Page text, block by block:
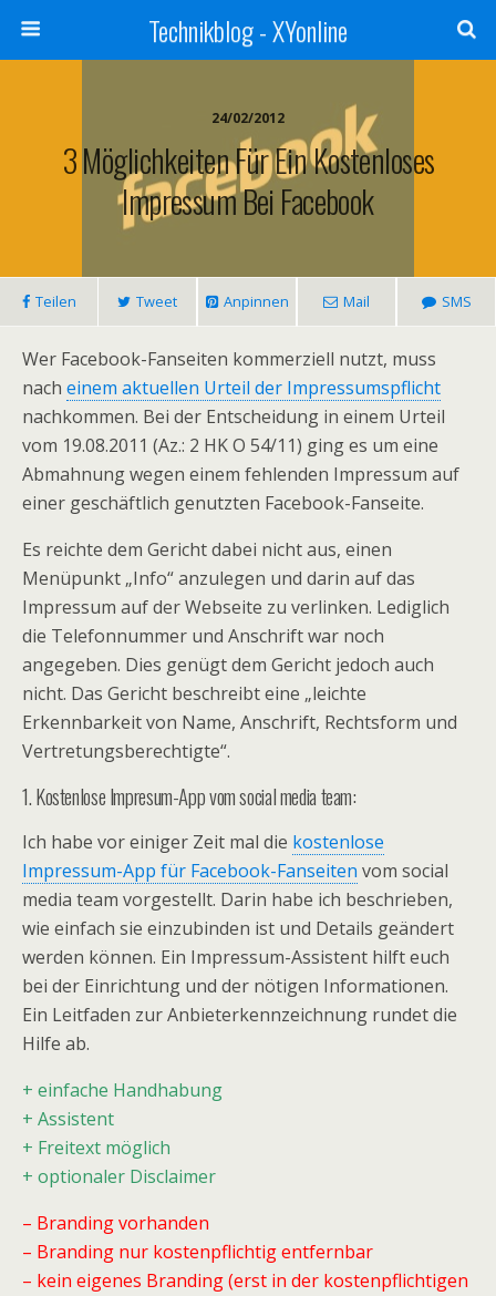
Technikblog - XYonline
24/02/2012
3 Möglichkeiten Für Ein Kostenloses
Impressum Bei Facebook
Teilen Tweet Anpinnen Mail SMS
Wer Facebook-Fanseiten kommerziell nutzt, muss
nach einem aktuellen Urteil der Impressumspflicht
nachkommen. Bei der Entscheidung in einem Urteil
vom 19.08.2011 (Az.: 2 HK O 54/11) ging es um eine
Abmahnung wegen einem fehlenden Impressum auf
einer geschäftlich genutzten Facebook-Fanseite.
Es reichte dem Gericht dabei nicht aus, einen
Menüpunkt „Info“ anzulegen und darin auf das
Impressum auf der Webseite zu verlinken. Lediglich
die Telefonnummer und Anschrift war noch
angegeben. Dies genügt dem Gericht jedoch auch
nicht. Das Gericht beschreibt eine „leichte
Erkennbarkeit von Name, Anschrift, Rechtsform und
Vertretungsberechtigte“.
1. Kostenlose Impresum-App vom social media team:
Ich habe vor einiger Zeit mal die kostenlose
Impressum-App für Facebook-Fanseiten vom social
media team vorgestellt. Darin habe ich beschrieben,
wie einfach sie einzubinden ist und Details geändert
werden können. Ein Impressum-Assistent hilft euch
bei der Einrichtung und der nötigen Informationen.
Ein Leitfaden zur Anbieterkennzeichnung rundet die
Hilfe ab.
+ einfache Handhabung
+ Assistent
+ Freitext möglich
+ optionaler Disclaimer
– Branding vorhanden
– Branding nur kostenpflichtig entfernbar
– kein eigenes Branding (erst in der kostenpflichtigen